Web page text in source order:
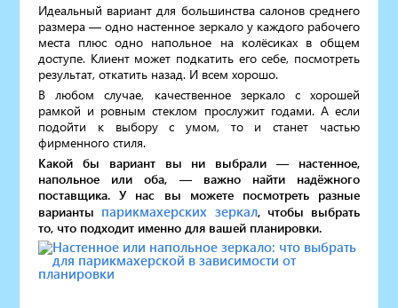
Идеальный вариант для большинства салонов среднего
размера — одно настенное зеркало у каждого рабочего
места плюс одно напольное на колёсиках в общем
доступе. Клиент может подкатить его себе, посмотреть
результат, откатить назад. И всем хорошо.
В любом случае, качественное зеркало с хорошей
рамкой и ровным стеклом прослужит годами. А если
подойти к выбору с умом, то и станет частью
фирменного стиля.
Какой бы вариант вы ни выбрали — настенное,
напольное или оба, — важно найти надёжного
поставщика. У нас вы можете посмотреть разные
варианты парикмахерских зеркал, чтобы выбрать
то, что подходит именно для вашей планировки.